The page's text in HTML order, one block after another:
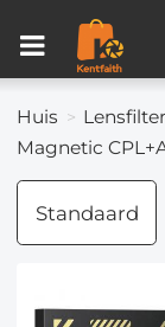
Huis
Magnetic
Standaard